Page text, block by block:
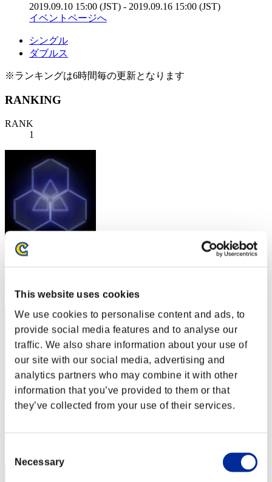
This website uses cookies
We use cookies to personalise content and ads, to
provide social media features and to analyse our
traffic. We also share information about your use of
our site with our social media, advertising and
analytics partners who may combine it with other
information that you’ve provided to them or that
they’ve collected from your use of their services.
Selection
Necessary
2019.09.10 15:00 (JST) - 2019.09.16 15:00 (JST)
イベントページへ
シングル
ダブルス
※ランキングは6時間毎の更新となります
RANKING
RANK
1
スコア: -
2